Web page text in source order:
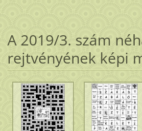
A 2019/3. szám
rejtvényének képi